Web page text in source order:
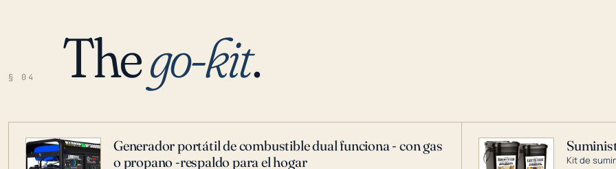
§ 04 Thego-kit.
Generador portátil de combustible dual funciona - con gas
o propano -respaldo para el hogar
Kit de